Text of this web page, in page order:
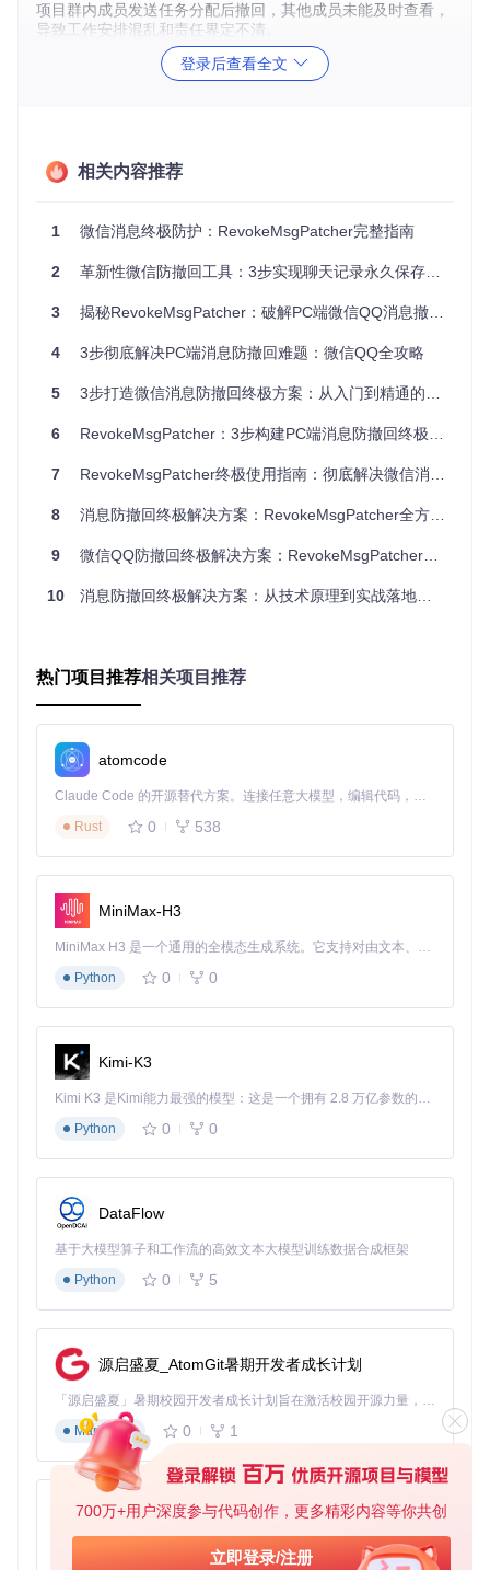
700万+用户深度参与代码创作，更多精彩内容等你共创
立即登录/注册
项目群内成员发送任务分配后撤回，其他成员未能及时查看，
导致工作安排混乱和责任界定不清。
场景三：重要通知的意外丢失
家人发送的紧急事项被误撤回，因未及时看到而错过关键时间
者权益的同时，损害了接收者的信息获取权和记录完整权。Re
vokeMsgPatcher正是为解决这些问题而设计的专业工具。
二、价值主张：RevokeMsgPatcher的核心优势
RevokeMsgPatcher通过技术创新，为用户带来三大核心价
工具采用图形化操作界面，无需专业技术背景即可完成配置。
补丁过程自动化执行，全程仅需3步操作，平均耗时不超过1分
钟，实现"安装即忘"的无感使用体验。
数据安全维度：本地处理的隐私保护
所有操作均在本地完成，不读取任何消息内容，也不与外部服
可随时恢复到未修改状态，彻底消除隐私泄露风险。
效率提升维度：全版本兼容的稳定支持
支持微信PC版全系列版本，包括32位和64位系统架构。工具
会定期更新补丁策略，确保在微信版本升级后仍能保持防撤回
三、实施路径：三步完成防撤回功能配置
环境准备：系统要求与工具获取
操作系统：Windows 7/8/10/11（32位或64位）
微信版本 ：PC版微信（任意版本，推荐最新稳定版）
权限要求
前置操作：完全关闭微信程序（包括任务管理器中的后台进
程）
通过以下命令获取工具：
git clone
重要提示 ：请务必从官方渠道获取工具，避免使用第三方修
改版本，以确保计算机安全。
启动补丁工具
进入工具目录，双击运行RevokeMsgPatcher.exe程序。
首次运行可能会触发系统安全提示，请选择"允许运行"。
选择目标应用
在工具主界面的应用列表中，选择"微信"作为目标应用。
工具会自动检测微信的安装路径，通常为C:\Program Fi
les (x86)\Tencent\WeChat\。
执行补丁操作
点击"安装补丁"按钮，工具将自动备份原始文件并应用防
撤回补丁。整个过程通常在10秒内完成，成功后会显示"补
丁应用成功"的提示。
图2：RevokeMsgPatcher底层工作原理展示 - 通过调试器附
登录后查看全文
相关内容推荐
1 微信消息终极防护：RevokeMsgPatcher完整指南
2 革新性微信防撤回工具：3步实现聊天记录永久保存，彻底终结消息消失烦恼
3 揭秘RevokeMsgPatcher：破解PC端微信QQ消息撤回功能的实战指南
4 3步彻底解决PC端消息防撤回难题：微信QQ全攻略
5 3步打造微信消息防撤回终极方案：从入门到精通的完整指南
6 RevokeMsgPatcher：3步构建PC端消息防撤回终极防护体系
7 RevokeMsgPatcher终极使用指南：彻底解决微信消息撤回烦恼
8 消息防撤回终极解决方案：RevokeMsgPatcher全方位使用指南
9 微信QQ防撤回终极解决方案：RevokeMsgPatcher技术解析与应用指南
10 消息防撤回终极解决方案：从技术原理到实战落地的完整指南
热门项目推荐相关项目推荐
atomcode
Claude Code 的开源替代方案。连接任意大模型，编辑代码，运行命令，自动验证 — 全自动执行。用 Rust 构建，极致性能。 ｜ An open-source alternative to Claude Code. Connect any LLM, edit code, run commands, and verify changes — autonomously. Built in Rust for speed. Get Started
Rust
0 538
MiniMax-H3
MiniMax H3 是一个通用的全模态生成系统。它支持对由文本、图像、视频和音频组成的多模态上下文进行统一理解，并能生成分辨率高达 2K、时长可达 15 秒的带原生立体声音频的视频。得益于面向任务泛化的系统设计，H3 在预训练阶段就已具备广泛的多模态上下文理解与生成能力，能够出色地执行复杂的多模态指令。
Python
0 0
Kimi-K3
Kimi K3 是Kimi能力最强的模型：这是一个拥有 2.8 万亿参数的混合专家（MoE）模型，具备原生视觉理解能力，并支持 100 万 token 的上下文窗口。
Python
0 0
DataFlow
基于大模型算子和工作流的高效文本大模型训练数据合成框架
Python
0 5
源启盛夏_AtomGit暑期开发者成长计划
「源启盛夏」暑期校园开发者成长计划旨在激活校园开源力量，通过积分激励、认证扶持、资源倾斜等形式，引导高校组织和开发者完成「入驻 — 建项目 — 做贡献 — 获认证 — 得资源」的完整闭环。无论你是想带领社团入驻平台的组织者，还是希望用代码贡献证明自己的开发者，都能在这里找到属于你的成长路径。
Markdown
0 1
py-xiaozhi
基于Python的Xiaozhi AI，适用于想要完整Xiaozhi体验而无需拥有专用硬件的用户。